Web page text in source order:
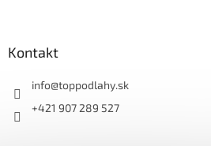
Kontakt
info@toppodlahy.sk
+421 907 289 527